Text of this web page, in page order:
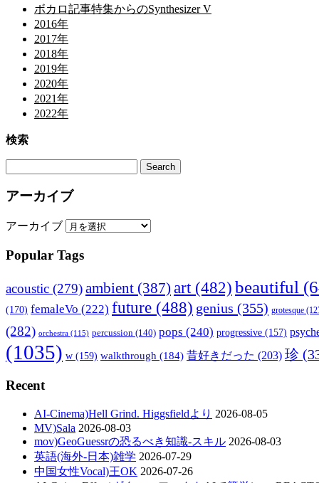
ボカロ記事特集からのSynthesizer V
2016年
2017年
2018年
2019年
2020年
2021年
2022年
検索
アーカイブ
アーカイブ
Popular Tags
acoustic (279)ambient (387) art (482) beautiful
(170) femaleVo (222) future (488) genius (355) grotesque
(282) orchestra (115) percussion (140) pops (240) progressive (157)
(1035) w (159) walkthrough (184) 昔好きだった (203) 珍
Recent
AI-Cinema)Hell Grind. Higgsfieldより 2026-08-05
MV)Sala 2026-08-03
mov)GeoGuessrの恐るべき知識-スキル 2026-08-03
英語(海外-日本)雑学 2026-07-29
中国女性Vocal)王OK 2026-07-26